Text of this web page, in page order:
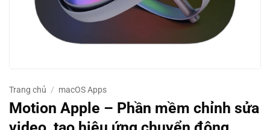
Trang chủ / macOS Apps
Motion Apple – Phần mềm chỉnh sửa